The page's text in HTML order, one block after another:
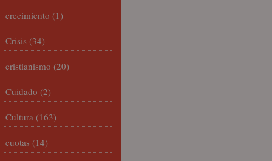
crecimiento (1)
Crisis (34)
cristianismo (20)
Cuidado (2)
Cultura (163)
cuotas (14)